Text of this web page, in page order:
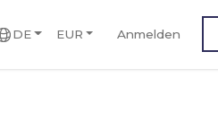
DE EUR Anmelden